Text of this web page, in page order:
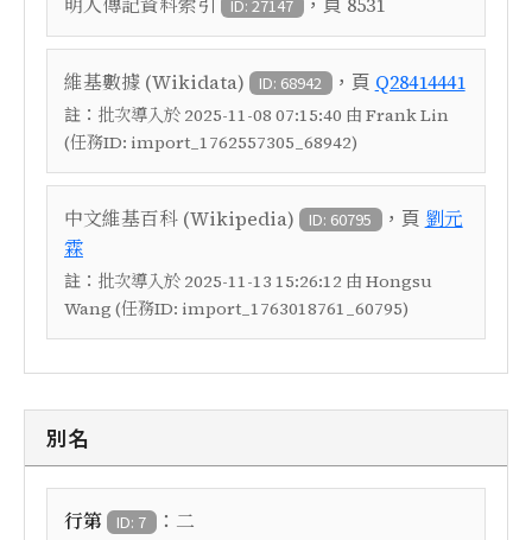
ID: 27147
維基數據 (Wikidata) ID: 68942 ，頁 Q28414441
註： 批次導入於 2025-11-08 07:15:40 由 Frank Lin
(任務ID: import_1762557305_68942)
中文維基百科 (Wikipedia) ID: 60795 ，頁 劉元
霖
註： 批次導入於 2025-11-13 15:26:12 由 Hongsu
Wang (任務ID: import_1763018761_60795)
別名
行第 ID: 7 ： 二